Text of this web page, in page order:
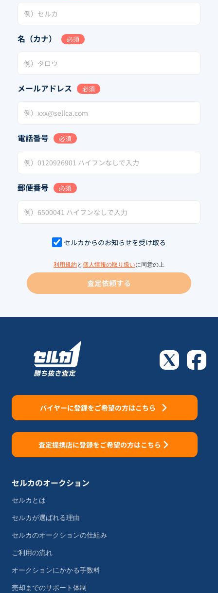
名（カナ） 必須
メールアドレス 必須
電話番号 必須
郵便番号 必須
セルカからのお知らせを受け取る
利用規約と 個人情報の取り扱いに同意の上
査定依頼する
バイヤーに登録をご希望の方はこちら
査定提携店に登録をご希望の方はこちら
セルカのオークション
セルカとは
セルカが選ばれる理由
セルカのオークションの仕組み
ご利用の流れ
オークションにかかる手数料
売却までのサポート体制